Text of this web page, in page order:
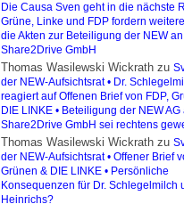
Die Causa Sven geht in die nächste
Grüne, Linke und FDP fordern
die Akten zur Beteiligung der NEW
Share2Drive GmbH
Thomas Wasilewski Wickrath zu
der NEW-Aufsichtsrat • Dr.
reagiert auf Offenen Brief von FDP,
DIE LINKE • Beteiligung der NEW AG
Share2Drive GmbH sei rechtens
Thomas Wasilewski Wickrath zu
der NEW-Aufsichtsrat • Offener Brief
Grünen & DIE LINKE • Persönliche
Konsequenzen für Dr. Schlegelmilch
Heinrichs?